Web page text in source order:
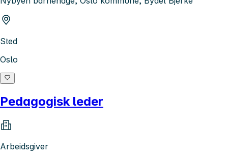
Sted
Oslo
Pedagogisk leder
Arbeidsgiver